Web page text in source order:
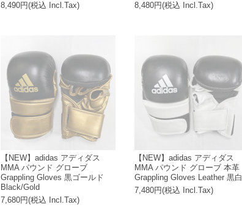
8,490円(税込 Incl.Tax)
8,480円(税込 Incl.Tax)
【NEW】adidas アディダス
MMA パウンド グローブ
Grappling Gloves 黒ゴールド
Black/Gold
7,680円(税込 Incl.Tax)
【NEW】adidas アディダス
MMA パウンド グローブ 本革
Grappling Gloves Leather 黒白
7,480円(税込 Incl.Tax)